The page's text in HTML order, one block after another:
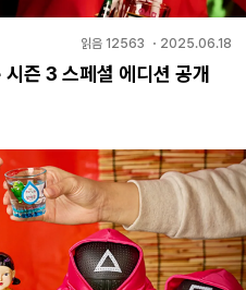
읽음 12563 ・ 2025.06.18
즌 3 스페셜 에디션 공개